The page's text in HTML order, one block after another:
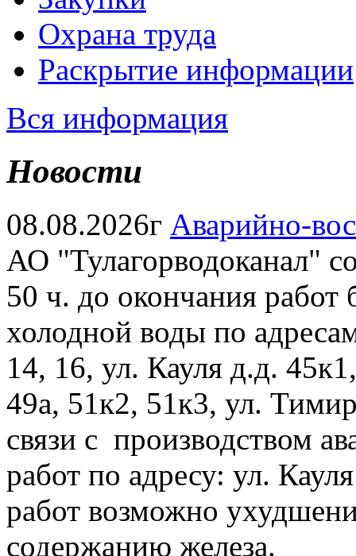
Охрана труда
Раскрытие информации
Вся информация
Новости
08.08.2026г Аварийно-
АО "Тулагорводоканал"
50 ч. до окончания работ
холодной воды по
14, 16, ул. Кауля д.д.
49а, 51к2, 51к3, ул.
связи с производством
работ по адресу: ул.
работ возможно
содержанию железа.